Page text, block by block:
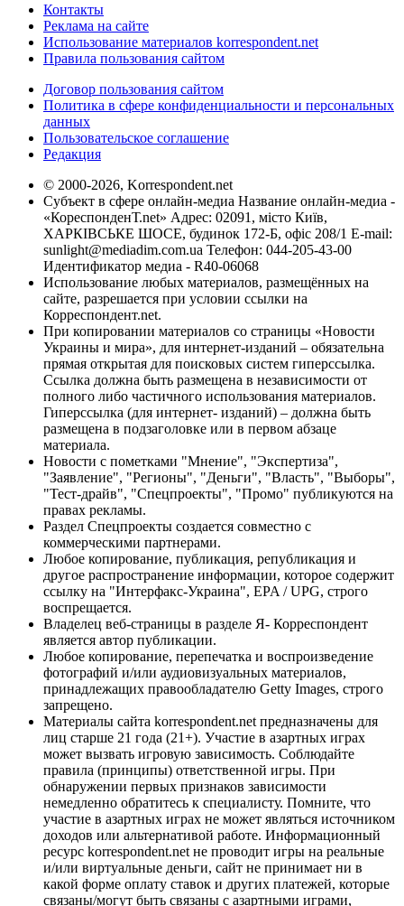
Контакты
Реклама на сайте
Использование материалов korrespondent.net
Правила пользования сайтом
Договор пользования сайтом
Политика в сфере конфиденциальности и персональных
данных
Пользовательское соглашение
Редакция
© 2000-2026, Korrespondent.net
Субъект в сфере онлайн-медиа Название онлайн-медиа -
«КореспонденТ.net» Адрес: 02091, місто Київ,
ХАРКІВСЬКЕ ШОСЕ, будинок 172-Б, офіс 208/1 E-mail:
sunlight@mediadim.com.ua Телефон: 044-205-43-00
Идентификатор медиа - R40-06068
Использование любых материалов, размещённых на
сайте, разрешается при условии ссылки на
Корреспондент.net.
При копировании материалов со страницы «Новости
Украины и мира», для интернет-изданий – обязательна
прямая открытая для поисковых систем гиперссылка.
Ссылка должна быть размещена в независимости от
полного либо частичного использования материалов.
Гиперссылка (для интернет- изданий) – должна быть
размещена в подзаголовке или в первом абзаце
материала.
Новости с пометками "Мнение", "Экспертиза",
"Заявление", "Регионы", "Деньги", "Власть", "Выборы",
"Тест-драйв", "Спецпроекты", "Промо" публикуются на
правах рекламы.
Раздел Спецпроекты создается совместно с
коммерческими партнерами.
Любое копирование, публикация, републикация и
другое распространение информации, которое содержит
ссылку на "Интерфакс-Украина", EPA / UPG, строго
воспрещается.
Владелец веб-страницы в разделе Я- Корреспондент
является автор публикации.
Любое копирование, перепечатка и воспроизведение
фотографий и/или аудиовизуальных материалов,
принадлежащих правообладателю Getty Images, строго
запрещено.
Материалы сайта korrespondent.net предназначены для
лиц старше 21 года (21+). Участие в азартных играх
может вызвать игровую зависимость. Соблюдайте
правила (принципы) ответственной игры. При
обнаружении первых признаков зависимости
немедленно обратитесь к специалисту. Помните, что
участие в азартных играх не может являться источником
доходов или альтернативой работе. Информационный
ресурс korrespondent.net не проводит игры на реальные
и/или виртуальные деньги, сайт не принимает ни в
какой форме оплату ставок и других платежей, которые
связаны/могут быть связаны с азартными играми,